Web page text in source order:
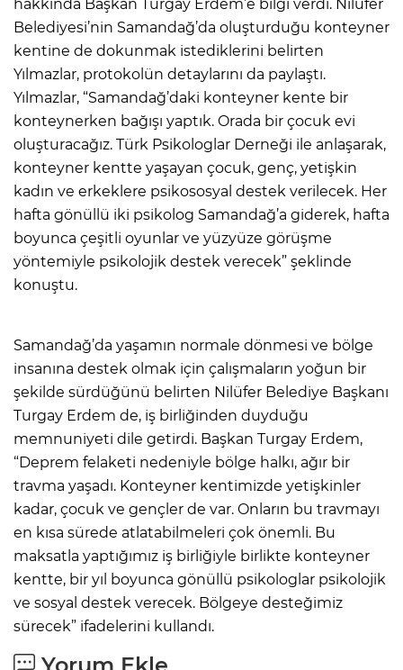
hakkında Başkan Turgay Erdem’e bilgi verdi. Nilüfer
Belediyesi’nin Samandağ’da oluşturduğu konteyner
kentine de dokunmak istediklerini belirten
Yılmazlar, protokolün detaylarını da paylaştı.
Yılmazlar, “Samandağ’daki konteyner kente bir
konteynerken bağışı yaptık. Orada bir çocuk evi
oluşturacağız. Türk Psikologlar Derneği ile anlaşarak,
konteyner kentte yaşayan çocuk, genç, yetişkin
kadın ve erkeklere psikososyal destek verilecek. Her
hafta gönüllü iki psikolog Samandağ’a giderek, hafta
boyunca çeşitli oyunlar ve yüzyüze görüşme
yöntemiyle psikolojik destek verecek” şeklinde
konuştu.
Samandağ’da yaşamın normale dönmesi ve bölge
insanına destek olmak için çalışmaların yoğun bir
şekilde sürdüğünü belirten Nilüfer Belediye Başkanı
Turgay Erdem de, iş birliğinden duyduğu
memnuniyeti dile getirdi. Başkan Turgay Erdem,
“Deprem felaketi nedeniyle bölge halkı, ağır bir
travma yaşadı. Konteyner kentimizde yetişkinler
kadar, çocuk ve gençler de var. Onların bu travmayı
en kısa sürede atlatabilmeleri çok önemli. Bu
maksatla yaptığımız iş birliğiyle birlikte konteyner
kentte, bir yıl boyunca gönüllü psikologlar psikolojik
ve sosyal destek verecek. Bölgeye desteğimiz
sürecek” ifadelerini kullandı.